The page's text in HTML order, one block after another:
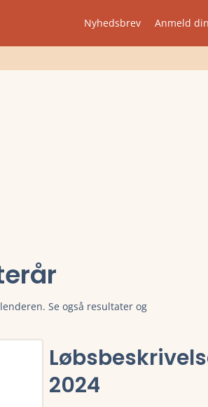
Nyhedsbrev Anmeld
Se også resultater og
2024